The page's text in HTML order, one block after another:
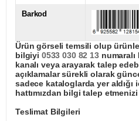
Barkod
Ürün görseli temsili olup
bilgiyi 0533 030 82 13numaralı
kanalı veya arayarak talep
açıklamalar sürekli olarak
sadece kataloglarda yer aldığı
hattımızdan bilgi talep
Teslimat Bilgileri